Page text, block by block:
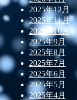
2025年12月
2025年11月
2025年10月
2025年9月
2025年8月
2025年7月
2025年6月
2025年5月
2025年4月